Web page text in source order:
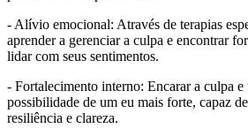
- Alívio emocional: Através de terapias
aprender a gerenciar a culpa e encontrar
lidar com seus sentimentos.
- Fortalecimento interno: Encarar a culpa e
possibilidade de um eu mais forte, capaz
resiliência e clareza.